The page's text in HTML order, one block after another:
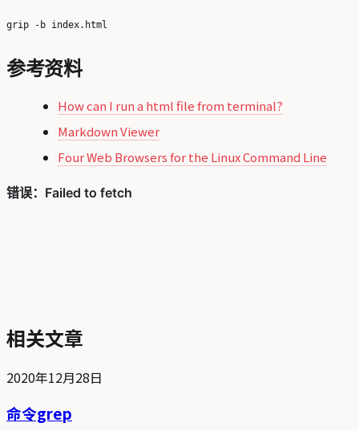
参考资料
How can I run a html file from terminal?
Markdown Viewer
Four Web Browsers for the Linux Command Line
相关文章
2020年12月28日
命令grep